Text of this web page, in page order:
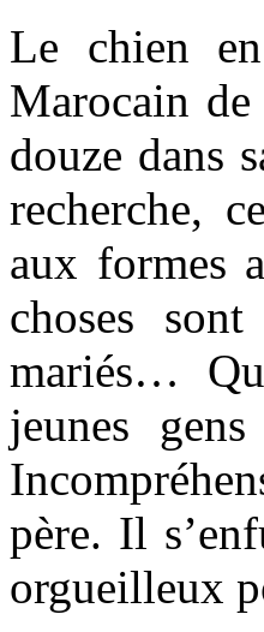
Le chien
Marocain
douze dans
recherche,
aux formes
choses
mariés…
jeunes
père. Il
orgueilleux